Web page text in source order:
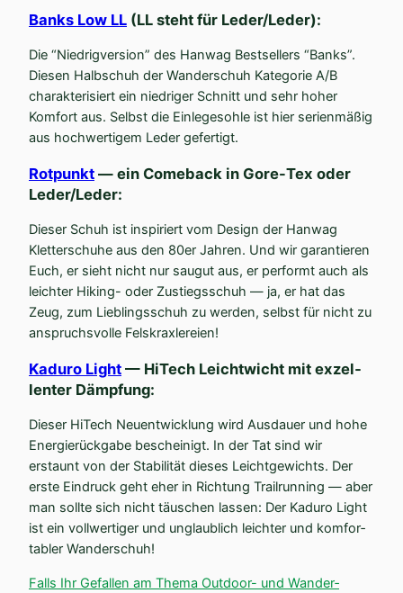
Banks Low LL (LL steht für Leder/Leder):
Die “Niedrig­version” des Hanwag Bestsellers “Banks”.
Diesen Halbschuh der Wander­schuh Kategorie A/B
charak­te­ri­siert ein niedriger Schnitt und sehr hoher
Komfort aus. Selbst die Einle­ge­sohle ist hier serien­mäßig
aus hochwer­tigem Leder gefertigt.
Rotpunkt — ein Comeback in Gore-Tex oder
Leder/Leder:
Dieser Schuh ist inspi­riert vom Design der Hanwag
Kletter­schuhe aus den 80er Jahren. Und wir garan­tieren
Euch, er sieht nicht nur saugut aus, er performt auch als
leichter Hiking- oder Zustiegs­schuh — ja, er hat das
Zeug, zum Lieblings­schuh zu werden, selbst für nicht zu
anspruchs­volle Felskraxlereien!
Kaduro Light — HiTech Leicht­wicht mit exzel­
lenter Dämpfung:
Dieser HiTech Neuent­wicklung wird Ausdauer und hohe
Energie­rückgabe bescheinigt. In der Tat sind wir
erstaunt von der Stabi­lität dieses Leicht­ge­wichts. Der
erste Eindruck geht eher in Richtung Trail­running — aber
man sollte sich nicht täuschen lassen: Der Kaduro Light
ist ein vollwer­tiger und unglaublich leichter und komfor­
tabler Wanderschuh!
Falls Ihr Gefallen am Thema Outdoor- und Wander­